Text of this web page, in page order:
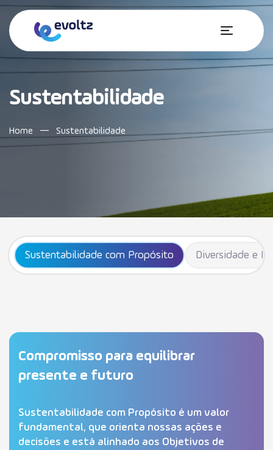
Nossa Atuação
Sustentabilidade
Carreiras
Contact
Sustentabilidade
Home — Sustentabilidade
Sustentabilidade com Propósito Diversidade e
Compromisso para equilibrar
presente e futuro
Sustentabilidade com Propósito é um valor
fundamental, que orienta nossas ações e
decisões e está alinhado aos Objetivos de